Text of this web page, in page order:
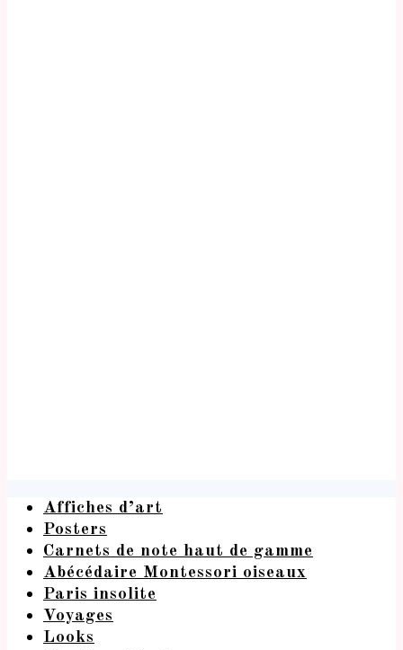
Affiches d’art
Posters
Carnets de note haut de gamme
Abécédaire Montessori oiseaux
Paris insolite
Voyages
Looks